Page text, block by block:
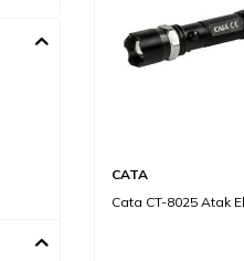
CATA
Cata CT-8025 Atak